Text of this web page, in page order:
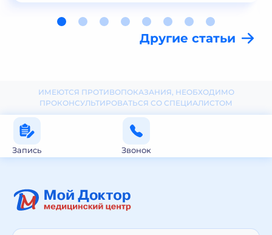
Другие статьи
ИМЕЮТСЯ ПРОТИВОПОКАЗАНИЯ, НЕОБХОДИМО
ПРОКОНСУЛЬТИРОВАТЬСЯ СО СПЕЦИАЛИСТОМ
Запись Звонок